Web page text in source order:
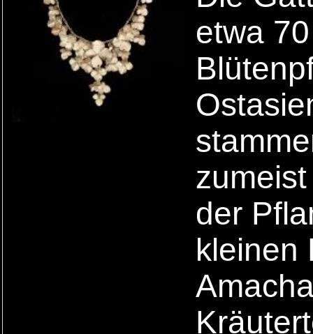
etwa
der
kleinen